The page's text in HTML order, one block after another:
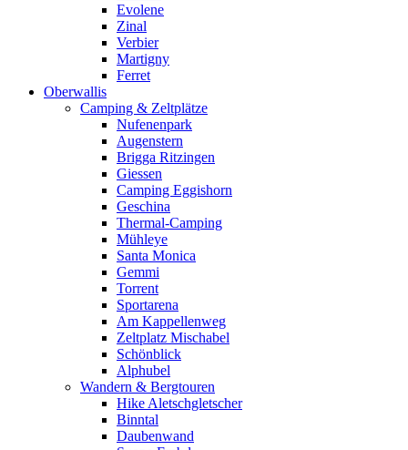
Evolene
Zinal
Verbier
Martigny
Ferret
Oberwallis
Camping & Zeltplätze
Nufenenpark
Augenstern
Brigga Ritzingen
Giessen
Camping Eggishorn
Geschina
Thermal-Camping
Mühleye
Santa Monica
Gemmi
Torrent
Sportarena
Am Kappellenweg
Zeltplatz Mischabel
Schönblick
Alphubel
Wandern & Bergtouren
Hike Aletschgletscher
Binntal
Daubenwand